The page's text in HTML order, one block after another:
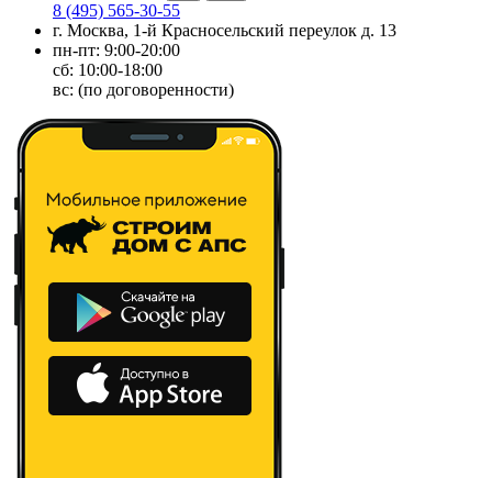
8 (495) 565-30-55
г. Москва, 1-й Красносельский переулок д. 13
пн-пт: 9:00-20:00
сб: 10:00-18:00
вс: (по договоренности)